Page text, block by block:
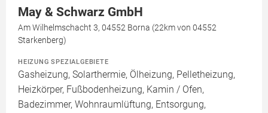
May & Schwarz GmbH
Am Wilhelmschacht 3, 04552 Borna (22km von 04552
Starkenberg)
HEIZUNG SPEZIALGEBIETE
Gasheizung, Solarthermie, Ölheizung, Pelletheizung,
Heizkörper, Fußbodenheizung, Kamin / Ofen,
Badezimmer, Wohnraumlüftung, Entsorgung,